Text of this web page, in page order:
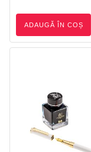
ADAUGĂ ÎN COȘ